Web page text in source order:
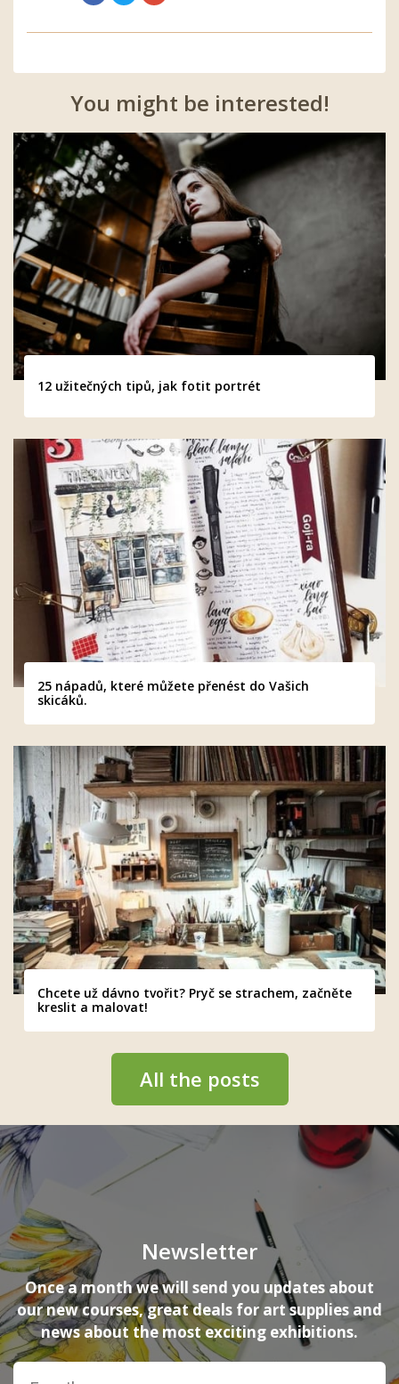
You might be interested!
12 užitečných tipů, jak fotit portrét
25 nápadů, které můžete přenést do Vašich
skicáků.
Chcete už dávno tvořit? Pryč se strachem, začněte
kreslit a malovat!
All the posts
Newsletter
Once a month we will send you updates about
our new courses, great deals for art supplies and
news about the most exciting exhibitions.